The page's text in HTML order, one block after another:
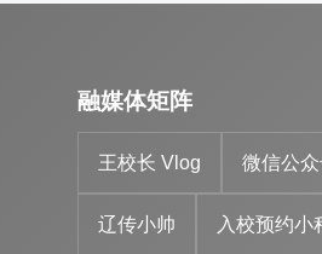
融媒体矩阵
王校长 Vlog 微信公
辽传小帅 入校预约小